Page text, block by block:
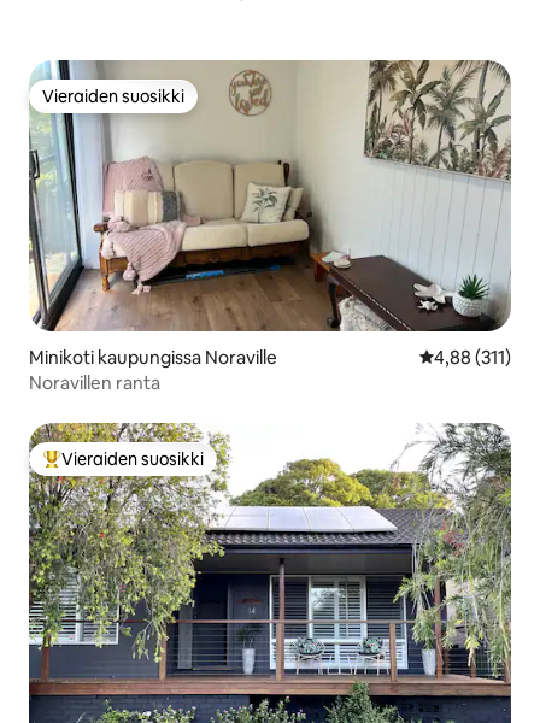
Vieraiden suosikki
Vieraiden suosikki
Minikoti kaupungissa Noraville
4,88 (311)
Noravillen ranta
Vieraiden suosikkien parhaimmistoa
Vieraiden suosikki